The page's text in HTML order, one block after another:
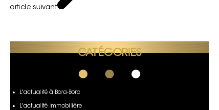
article suivant
CATÉGORIES
L'actualité à Bora-Bora
L'actualité immobilière